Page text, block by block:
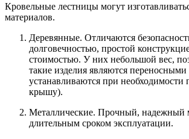
Кровельные лестницы могут
материалов.
Деревянные. Отличаются
долговечностью, простой
стоимостью. У них небольшой вес,
такие изделия являются переносными
устанавливаются при необходимости
крышу).
Металлические. Прочный, надежный
длительным сроком эксплуатации.